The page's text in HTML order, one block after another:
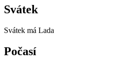
Svátek
Svátek má Lada
Počasí